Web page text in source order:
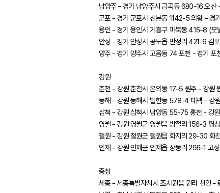
남양주 - 경기 남양주시 금곡동 680-16 오
군포 - 경기 군포시 산본동 1142-5 의왕 -
용인 - 경기 용인시 기흥구 마북동 415-8 (
안성 - 경기 안성시 공도읍 만정리 421-6 김
양주 - 경기 양주시 고읍동 74 포천 - 경기
강원
춘천 - 강원 춘천시 온의동 17-5 원주 - 강원
동해 - 강원 동해시 발한동 578-4 태백 - 강
삼척 - 강원 삼척시 남양동 55-75 홍천 - 강
영월 - 강원 영월군 영월읍 방절리 156-3 평
철원 - 강원 철원군 철원읍 화지리 29-30 화
인제 - 강원 인제군 인제읍 상동리 296-1 고
충청
세종 - 세종특별자치시 조치원읍 원리 천안